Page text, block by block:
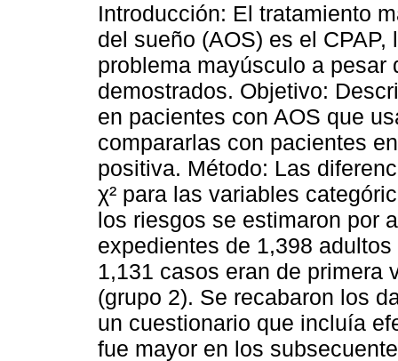
Introducción: El tratamiento
del sueño (AOS) es el
problema mayúsculo a
demostrados. Objetivo:
en pacientes con AOS que
compararlas con pacientes
positiva. Método: Las
χ² para las variables
los riesgos se estimaron por
expedientes de 1,398
1,131 casos eran de primera
(grupo 2). Se recabaron los
un cuestionario que incluía
fue mayor en los